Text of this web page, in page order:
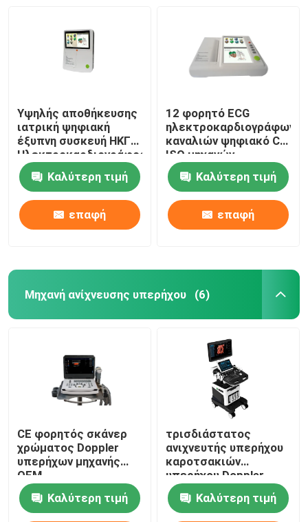
Υψηλής αποθήκευσης
ιατρική ψηφιακή
έξυπνη συσκευή ΗΚΓ
Ηλεκτροκαρδιογράφος
6 καναλιών ΗΚΓ
Καλύτερη τιμή
επαφή
12 φορητό ECG
ηλεκτροκαρδιογράφων
καναλιών ψηφιακό CE
ISO μηχανών
μετάλλων
Καλύτερη τιμή
επαφή
Μηχανή ανίχνευσης υπερήχου (6)
CE φορητός σκάνερ
χρώματος Doppler
υπερήχων μηχανής
OEM
Καλύτερη τιμή
τρισδιάστατος
ανιχνευτής υπερήχου
καροτσακιών
υπερήχου Doppler
χρώματος 4D 5D για
OB GYNΚαλύτερη τιμή